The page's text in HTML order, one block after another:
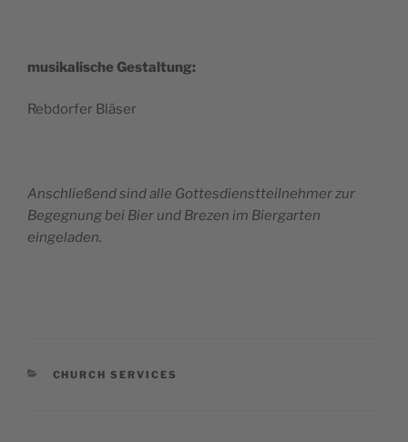
musikalis­che Gestaltung:
Reb­dor­fer Bläser
Anschließend sind alle Gottes­di­en­st­teil­nehmerzur
Begeg­nung bei Bier und Brezen im Bier­garten
eingeladen.
CATEGORIES
CHURCH SERVICES